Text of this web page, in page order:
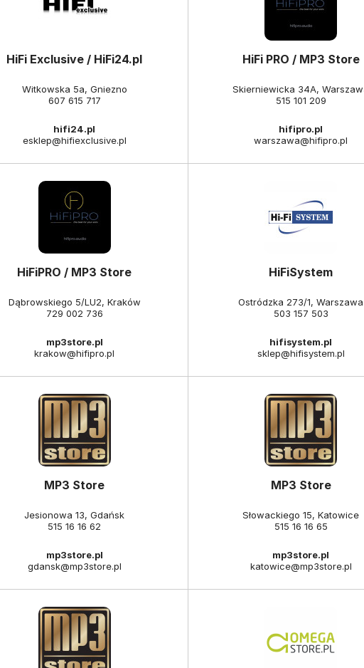
HiFi Exclusive / HiFi24.pl
Witkowska 5a, Gniezno
607 615 717
hifi24.pl
esklep@hifiexclusive.pl
HiFi PRO / MP3 Store
Skierniewicka 34A,
515 101 209
hifipro.pl
warszawa@hifipro.pl
HiFiPRO / MP3 Store
Dąbrowskiego 5/LU2, Kraków
729 002 736
mp3store.pl
krakow@hifipro.pl
HiFiSystem
Ostródzka 273/1, Warszawa
503 157 503
hifisystem.pl
sklep@hifisystem.pl
MP3 Store
Jesionowa 13, Gdańsk
515 16 16 62
mp3store.pl
gdansk@mp3store.pl
MP3 Store
Słowackiego 15, Katowice
515 16 16 65
mp3store.pl
katowice@mp3store.pl